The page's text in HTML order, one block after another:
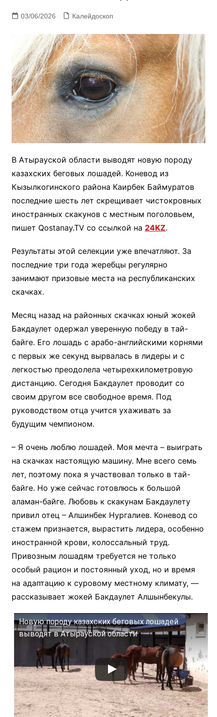
03/06/2026 Калейдоскоп
В Атырауской области выводят новую породу
казахских беговых лошадей. Коневод из
Кызылкогинского района Каирбек Баймуратов
последние шесть лет скрещивает чистокровных
иностранных скакунов с местным поголовьем,
пишет Qostanay.TV со ссылкой на 24KZ.
Результаты этой селекции уже впечатляют. За
последние три года жеребцы регулярно
занимают призовые места на республиканских
скачках.
Месяц назад на районных скачках юный жокей
Бакдаулет одержал уверенную победу в тай-
байге. Его лошадь с арабо-английскими корнями
с первых же секунд вырвалась в лидеры и с
легкостью преодолела четырехкилометровую
дистанцию. Сегодня Бакдаулет проводит со
своим другом все свободное время. Под
руководством отца учится ухаживать за
будущим чемпионом.
– Я очень люблю лошадей. Моя мечта – выиграть
на скачках настоящую машину. Мне всего семь
лет, поэтому пока я участвовал только в тай-
байге. Но уже сейчас готовлюсь к большой
аламан-байге. Любовь к скакунам Бакдаулету
привил отец – Алшинбек Нургалиев. Коневод со
стажем признается, вырастить лидера, особенно
иностранной крови, колоссальный труд.
Привозным лошадям требуется не только
особый рацион и постоянный уход, но и время
на адаптацию к суровому местному климату, —
рассказывает жокей Бакдаулет Алшынбекулы.
Новую породу казахских беговых лошадей
выводят в Атырауской области